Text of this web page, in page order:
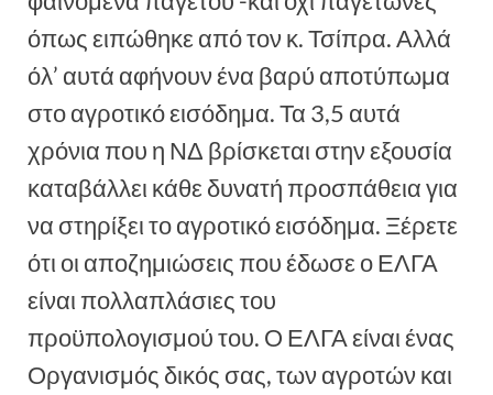
όπως ειπώθηκε από τον κ. Τσίπρα. Αλλά
όλ’ αυτά αφήνουν ένα βαρύ αποτύπωμα
στο αγροτικό εισόδημα. Τα 3,5 αυτά
χρόνια που η ΝΔ βρίσκεται στην εξουσία
καταβάλλει κάθε δυνατή προσπάθεια για
να στηρίξει το αγροτικό εισόδημα. Ξέρετε
ότι οι αποζημιώσεις που έδωσε ο ΕΛΓΑ
είναι πολλαπλάσιες του
προϋπολογισμού του. Ο ΕΛΓΑ είναι ένας
Οργανισμός δικός σας, των αγροτών και